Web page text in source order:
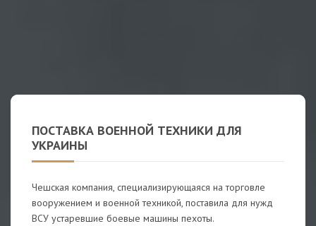
ПОСТАВКА ВОЕННОЙ ТЕХНИКИ ДЛЯ
УКРАИНЫ
Чешская компания, специализирующаяся на торговле
вооружением и военной техникой, поставила для нужд
ВСУ устаревшие боевые машины пехоты.